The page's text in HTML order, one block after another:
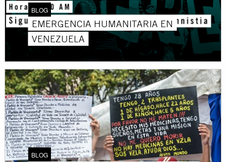
BLOG
EMERGENCIA HUMANITARIA EN
VENEZUELA
BLOG